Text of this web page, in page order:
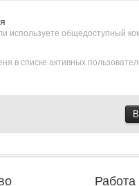
используете общедоступный
в списке активных